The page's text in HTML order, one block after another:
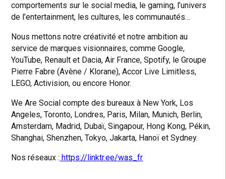
comportements sur le social media, le gaming, l’univers
de l’entertainment, les cultures, les communautés…
Nous mettons notre créativité et notre ambition au
service de marques visionnaires, comme Google,
YouTube, Renault et Dacia, Air France, Spotify, le Groupe
Pierre Fabre (Avène / Klorane), Accor Live Limitless,
LEGO, Activision, ou encore Honor.
We Are Social compte des bureaux à New York, Los
Angeles, Toronto, Londres, Paris, Milan, Munich, Berlin,
Amsterdam, Madrid, Dubaï, Singapour, Hong Kong, Pékin,
Shanghai, Shenzhen, Tokyo, Jakarta, Hanoï et Sydney.
Nos réseaux : https://linktr.ee/was_fr